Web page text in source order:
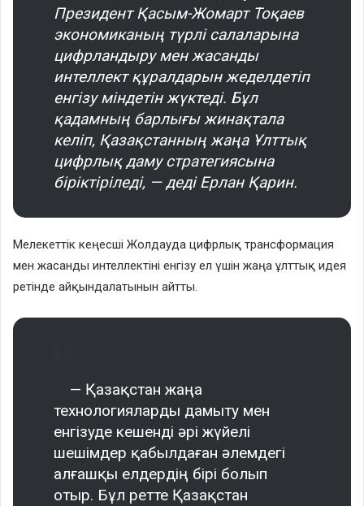
Президент Қасым-Жомарт Тоқаев
экономиканың түрлі салаларына
цифрландыру мен жасанды
интеллект құралдарын жеделдетіп
енгізу міндетін жүктеді. Бұл
қадамның барлығы жинақтала
келіп, Қазақстанның жаңа Ұлттық
цифрлық даму стратегиясына
біріктіріледі, — деді Ерлан Қарин.
Мелекеттік кеңесші Жолдауда цифрлық трансформация
мен жасанды интеллектіні енгізу ел үшін жаңа ұлттық идея
ретінде айқындалатынын айтты.
— Қазақстан жаңа
технологияларды дамыту мен
енгізуде кешенді әрі жүйелі
шешімдер қабылдаған әлемдегі
алғашқы елдердің бірі болып
отыр. Бұл ретте Қазақстан